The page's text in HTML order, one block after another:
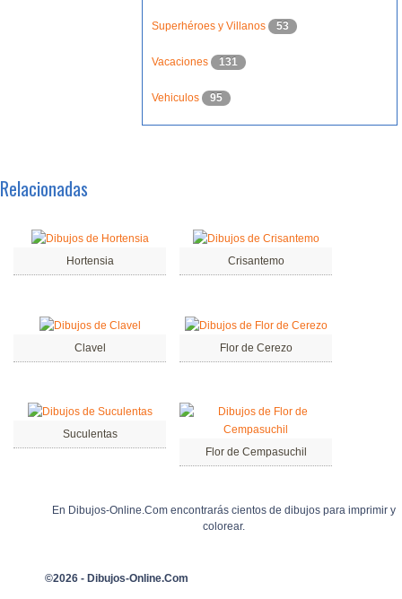
Superhéroes y Villanos 53
Vacaciones 131
Vehiculos 95
Relacionadas
Hortensia Crisantemo
Clavel Flor de Cerezo
Suculentas
Flor de Cempasuchil
En Dibujos-Online.Com encontrarás cientos de dibujos para imprimir y
colorear.
©2026 - Dibujos-Online.Com